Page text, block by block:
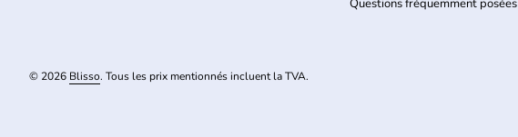
Questions fréquemment posées
© 2026 Blisso. Tous les prix mentionnés incluent la TVA.